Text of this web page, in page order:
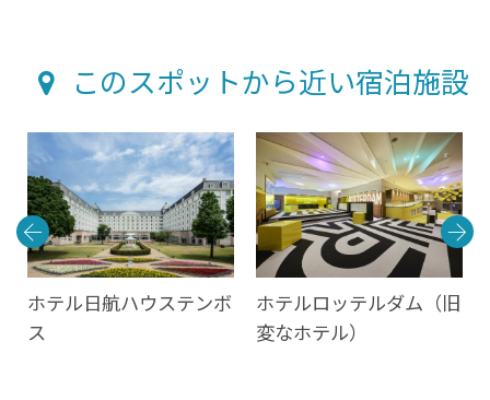
このスポットから近い宿泊施設
ホテル日航ハウステンボ
ス
ホテルロッテルダム（旧
変なホテル）